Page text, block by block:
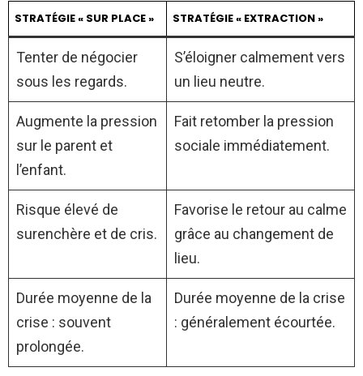
STRATÉGIE « SUR PLACE » STRATÉGIE « EXTRACTION »
Tenter de négocier
sous les regards.
S’éloigner calmement vers
un lieu neutre.
Augmente la pression
sur le parent et
l’enfant.
Fait retomber la pression
sociale immédiatement.
Risque élevé de
surenchère et de cris.
Favorise le retour au calme
grâce au changement de
lieu.
Durée moyenne de la
crise : souvent
prolongée.
Durée moyenne de la crise
: généralement écourtée.